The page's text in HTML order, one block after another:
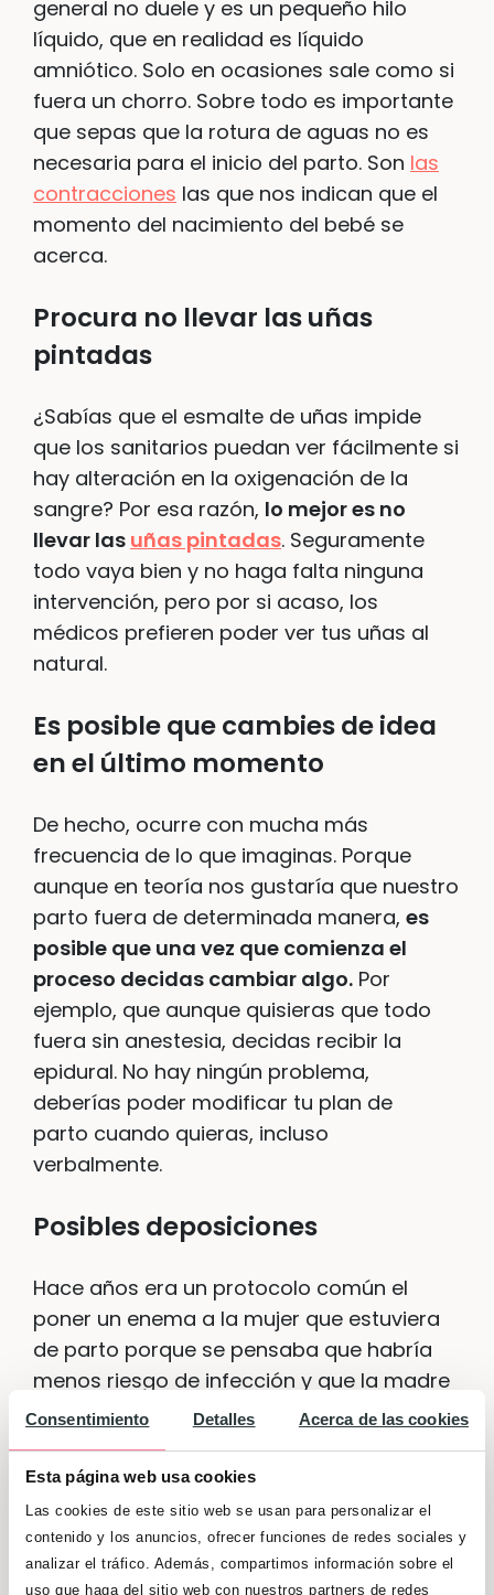
Consentimiento Detalles Acerca de las cookies
Esta página web usa cookies
Las cookies de este sitio web se usan para personalizar el
contenido y los anuncios, ofrecer funciones de redes sociales y
analizar el tráfico. Además, compartimos información sobre el
uso que haga del sitio web con nuestros partners de redes
general no duele y es un pequeño hilo
líquido, que en realidad es líquido
amniótico. Solo en ocasiones sale como si
fuera un chorro. Sobre todo es importante
que sepas que la rotura de aguas no es
necesaria para el inicio del parto. Son las
contracciones las que nos indican que el
momento del nacimiento del bebé se
acerca.
Procura no llevar las uñas
pintadas
¿Sabías que el esmalte de uñas impide
que los sanitarios puedan ver fácilmente si
hay alteración en la oxigenación de la
sangre? Por esa razón, lo mejor es no
llevar las uñas pintadas. Seguramente
todo vaya bien y no haga falta ninguna
intervención, pero por si acaso, los
médicos prefieren poder ver tus uñas al
natural.
Es posible que cambies de idea
en el último momento
De hecho, ocurre con mucha más
frecuencia de lo que imaginas. Porque
aunque en teoría nos gustaría que nuestro
parto fuera de determinada manera, es
posible que una vez que comienza el
proceso decidas cambiar algo. Por
ejemplo, que aunque quisieras que todo
fuera sin anestesia, decidas recibir la
epidural. No hay ningún problema,
deberías poder modificar tu plan de
parto cuando quieras, incluso
verbalmente.
Posibles deposiciones
Hace años era un protocolo común el
poner un enema a la mujer que estuviera
de parto porque se pensaba que habría
menos riesgo de infección y que la madre
tendría un parto más satisfactorio. Sin
comprobó que nada de lo anterior era
cierto. Por eso en la actualidad se
recomienda no utilizar el enema de forma
rutinaria,por lo que es posible que hagas